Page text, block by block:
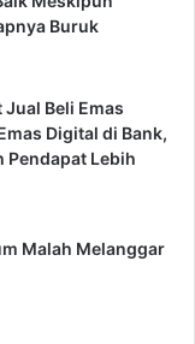
Buruk
Beli Emas
Digital di Bank,
Pendapat Lebih
Malah Melanggar